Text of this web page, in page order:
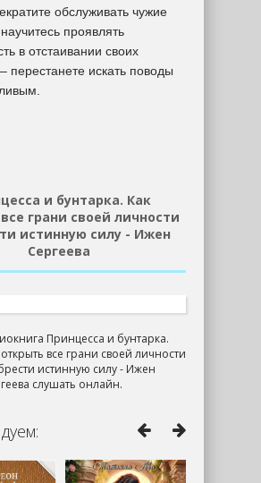
обслуживать чужие
проявлять
в отстаивании своих
перестанете искать поводы
и бунтарка. Как
грани своей личности
истинную силу - Ижен
Сергеева
Принцесса и бунтарка.
все грани своей личности
истинную силу - Ижен
слушать онлайн.